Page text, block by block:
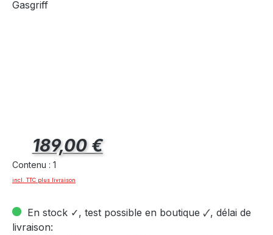
Prix régulier :
189,00 €
Contenu : 1
incl. TTC plus livraison
En stock ✓, test possible en boutique 🗸, délai de
livraison: